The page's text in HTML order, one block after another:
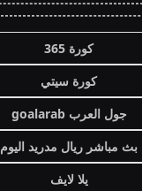
كورة 365
كورة سيتي
جول العرب goalarab
بث مباشر ريال مدريد اليوم
يلا لايف